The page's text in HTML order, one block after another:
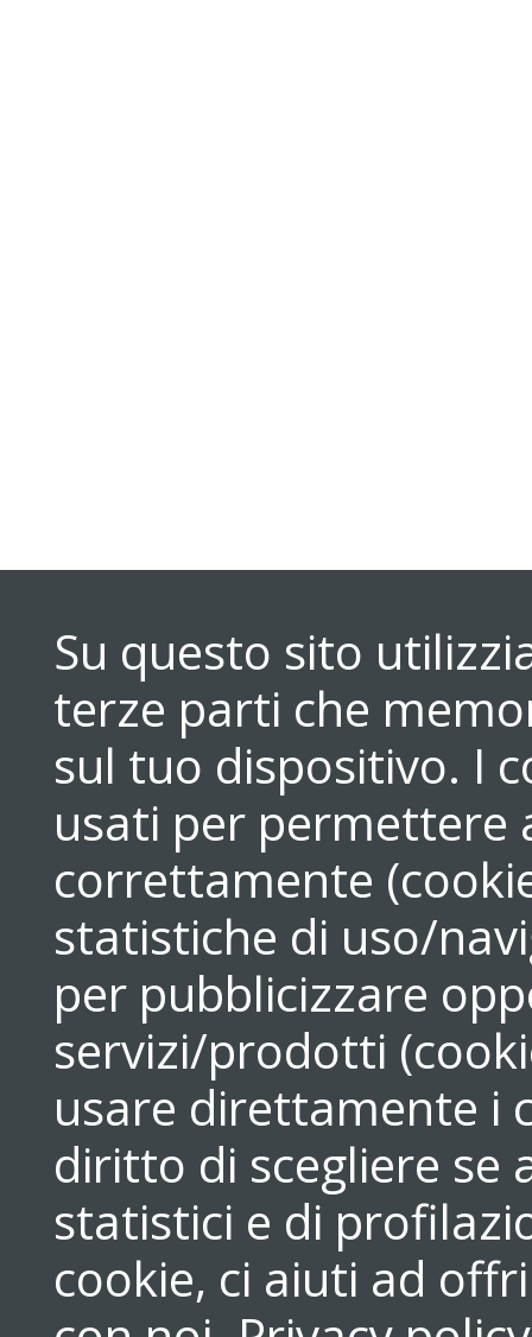
Su questo sito
terze parti che
sul tuo dispositivo. I
usati per permettere
correttamente
statistiche di uso/
per pubblicizzare
servizi/prodotti
usare direttamente i
diritto di scegliere se
statistici e di
cookie, ci aiuti ad